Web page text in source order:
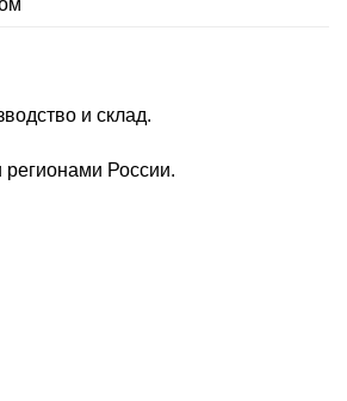
и склад.
России.